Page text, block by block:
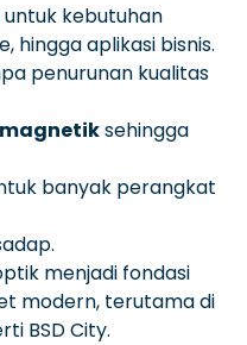
untuk kebutuhan
hingga aplikasi bisnis.
penurunan kualitas
sehingga
banyak perangkat
menjadi fondasi
modern, terutama di
BSD City.